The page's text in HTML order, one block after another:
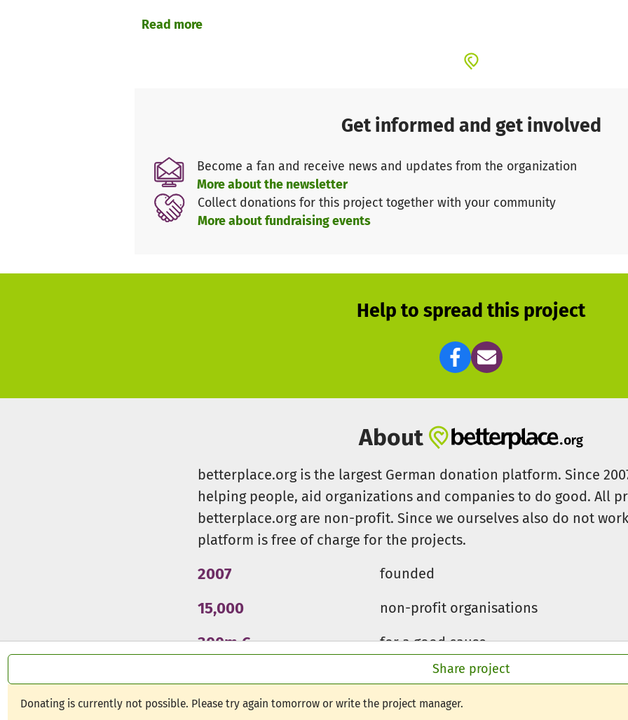
Share project
Donating is currently not possible. Please try again tomorrow or write the project manager.
Wir sind - im Namen unserer Abteilungen - dankfür für jede Unterstützung !!!
Read more
Get informed and get involved
Become a fan and receive news and updates from the organization
More about the newsletter
Collect donations for this project together with your community
More about fundraising events
Help to spread this project
About
betterplace.org is the largest German donation platform. Since
helping people, aid organizations and companies to do good. All
betterplace.org are non-profit. Since we ourselves also do not
platform is free of charge for the projects.
2007 founded
15,000 non-profit organisations
300m € for a good cause